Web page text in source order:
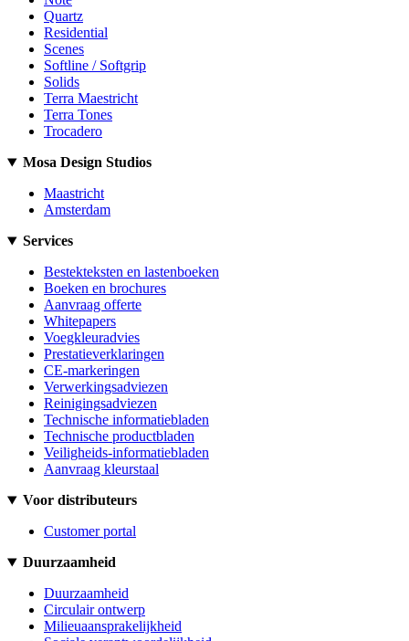
Quartz
Residential
Scenes
Softline / Softgrip
Solids
Terra Maestricht
Terra Tones
Trocadero
Mosa Design Studios
Maastricht
Amsterdam
Services
Bestekteksten en lastenboeken
Boeken en brochures
Aanvraag offerte
Whitepapers
Voegkleuradvies
Prestatieverklaringen
CE-markeringen
Verwerkingsadviezen
Reinigingsadviezen
Technische informatiebladen
Technische productbladen
Veiligheids-informatiebladen
Aanvraag kleurstaal
Voor distributeurs
Customer portal
Duurzaamheid
Duurzaamheid
Circulair ontwerp
Milieuaansprakelijkheid